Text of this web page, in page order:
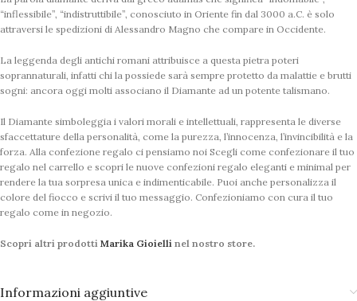
“inflessibile”, “indistruttibile”, conosciuto in Oriente fin dal 3000 a.C. è solo
attraversi le spedizioni di Alessandro Magno che compare in Occidente.
La leggenda degli antichi romani attribuisce a questa pietra poteri
soprannaturali, infatti chi la possiede sarà sempre protetto da malattie e brutti
sogni: ancora oggi molti associano il Diamante ad un potente talismano.
Il Diamante simboleggia i valori morali e intellettuali, rappresenta le diverse
sfaccettature della personalità, come la purezza, l’innocenza, l’invincibilità e la
forza. Alla confezione regalo ci pensiamo noi Scegli come confezionare il tuo
regalo nel carrello e scopri le nuove confezioni regalo eleganti e minimal per
rendere la tua sorpresa unica e indimenticabile. Puoi anche personalizza il
colore del fiocco e scrivi il tuo messaggio. Confezioniamo con cura il tuo
regalo come in negozio.
Scopri altri prodotti Marika Gioielli nel nostro store.
Informazioni aggiuntive